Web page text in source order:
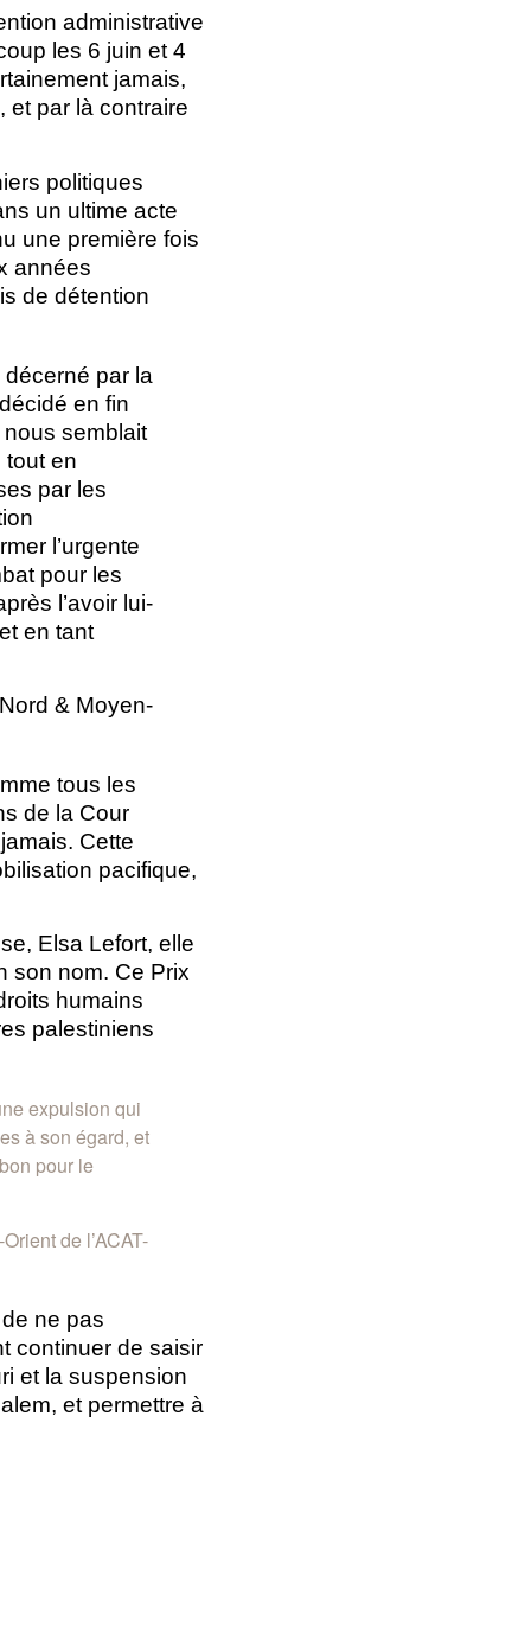
administrative
les 6 juin et 4
jamais,
et par là contraire
politiques
un ultime acte
une première fois
années
de détention
par la
en fin
semblait
tout en
par les
l’urgente
pour les
l’avoir lui-
en tant
& Moyen-
tous les
de la Cour
Cette
pacifique,
Elsa Lefort, elle
son nom. Ce Prix
humains
palestiniens
expulsion qui
à son égard, et
pour le
de l’ACAT-
ne pas
continuer de saisir
et la suspension
et permettre à